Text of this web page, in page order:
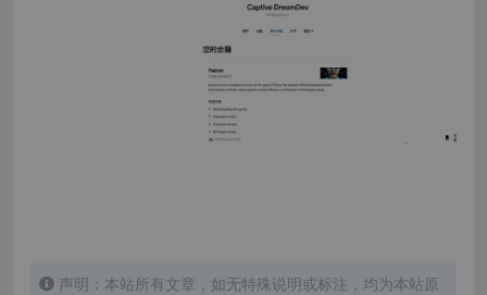
声明：本站所有文章，如无特殊说明或标注，均为本站原